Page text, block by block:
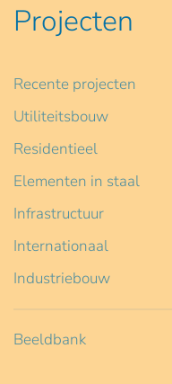
Projecten
Recente projecten
Utiliteitsbouw
Residentieel
Elementen in staal
Infrastructuur
Internationaal
Industriebouw
Beeldbank